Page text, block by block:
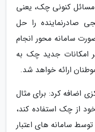
مسائل کنونی چک، یعنی
صادرنماینده را حل
سامانه محور انجام
امکانات جدید چک به
ارائه خواهد شد.
اضافه کرد: برای مثال
از چک استفاده کند،
توسط سامانه های اعتبار